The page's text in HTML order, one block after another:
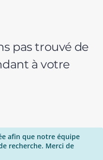
pas trouvé de
à votre
afin que notre équipe
recherche. Merci de